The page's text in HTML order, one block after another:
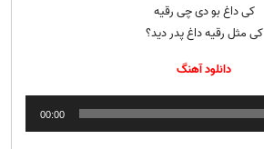
کی داغ بو دی چی رقیه
کی‌ مثل رقیه داغ پدر دید؟
دانلود آهنگ
00:00